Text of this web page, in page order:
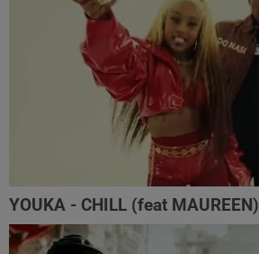
YOUKA - CHILL (feat MAUREEN)